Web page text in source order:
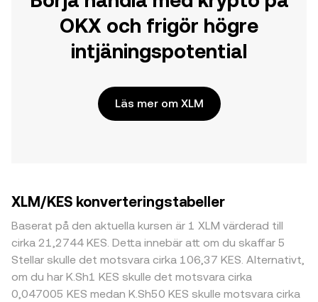
OKX och frigör högre
intjäningspotential
Läs mer om XLM
XLM/KES konverteringstabeller
Baserat på den aktuella kursen är 1 XLM värderad till
cirka 21,2744 KES. Detta innebär att om du skaffar 5
Stellar skulle det motsvara cirka 106,37 KES. Alternativt,
om du har K.Sh1 KES skulle det motsvara cirka
0,047005 KES medan K.Sh50 KES skulle motsvara cirka